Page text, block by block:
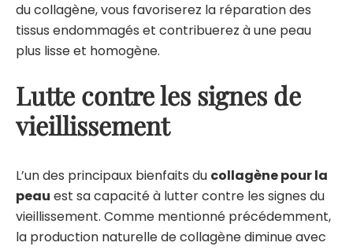
du collagène, vous favoriserez la réparation des
tissus endommagés et contribuerez à une peau
plus lisse et homogène.
Lutte contre les signes de
vieillissement
L’un des principaux bienfaits du collagène pour la
peau est sa capacité à lutter contre les signes du
vieillissement. Comme mentionné précédemment,
la production naturelle de collagène diminue avec